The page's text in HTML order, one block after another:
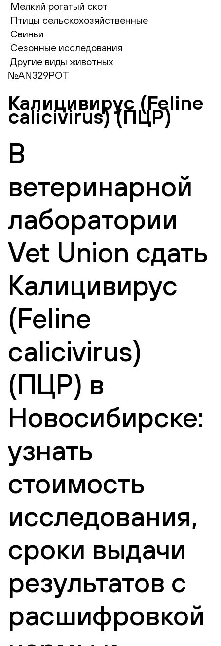
Мелкий рогатый скот
Птицы сельскохозяйственные
Свиньи
Сезонные исследования
Другие виды животных
№AN329РОТ
Калицивирус (Feline
calicivirus) (ПЦР)
В
ветеринарной
лаборатории
Vet Union сдать
Калицивирус
(Feline
calicivirus)
(ПЦР) в
Новосибирске:
узнать
стоимость
исследования,
сроки выдачи
результатов с
расшифровкой